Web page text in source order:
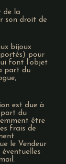
de la
son droit de
bijoux
pour
font l’objet
part du
est due à
part du
être
frais de
le Vendeur